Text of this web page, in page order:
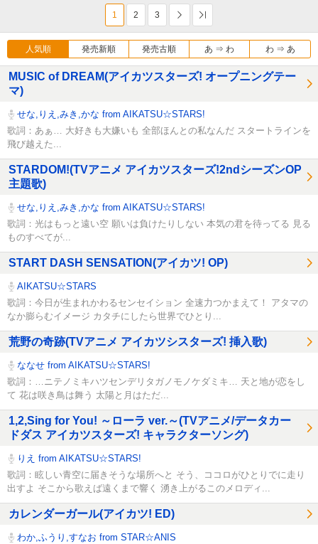
1 2 3 次へ
人気順 発売新順 発売古順 あ ⇒ わ わ ⇒ あ
MUSIC of DREAM(アイカツスターズ! オープニングテー
マ)
せな,りえ,みき,かな from AIKATSU☆STARS!
歌詞：あぁ… 大好きも大嫌いも 全部ほんとの私なんだ スタートラインを
飛び越えた...
STARDOM!(TVアニメ アイカツスターズ!2ndシーズンOP
主題歌)
せな,りえ,みき,かな from AIKATSU☆STARS!
歌詞：光はもっと遠い空 願いは負けたりしない 本気の君を待ってる 見る
ものすべてが...
START DASH SENSATION(アイカツ! OP)
AIKATSU☆STARS
歌詞：今日が生まれかわるセンセイション 全速力つかまえて！ アタマの
なか膨らむイメージ カタチにしたら世界でひとり...
荒野の奇跡(TVアニメ アイカツシスターズ! 挿入歌)
ななせ from AIKATSU☆STARS!
歌詞：…ニテノミキハツセンデリタガノモノケダミキ… 天と地が恋をし
て 花は咲き鳥は舞う 太陽と月はただ...
1,2,Sing for You! ～ローラ ver.～(TVアニメ/データカー
ドダス アイカツスターズ! キャラクターソング)
りえ from AIKATSU☆STARS!
歌詞：眩しい青空に届きそうな場所へと そう、ココロがひとりでに走り
出すよ そこから歌えば遠くまで響く 湧き上がるこのメロディ...
カレンダーガール(アイカツ! ED)
わか,ふうり,すなお from STAR☆ANIS